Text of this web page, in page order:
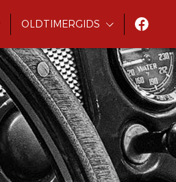
OLDTIMERGIDS